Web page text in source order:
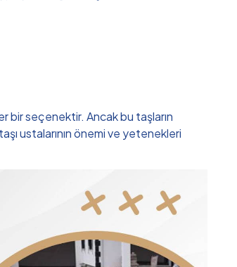
bir seçenektir. Ancak bu taşların
ustalarının önemi ve yetenekleri